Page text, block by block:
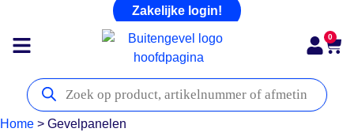
Zakelijke login!
0
Home > Gevelpanelen